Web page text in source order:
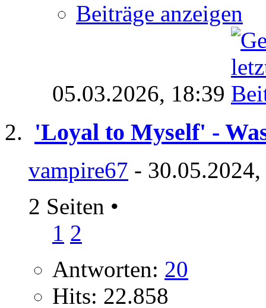
Beiträge anzeigen
05.03.2026, 18:39
'Loyal to Myself' -
vampire67 -
2 Seiten •
1 2
Antworten: 20
Hits: 22.858